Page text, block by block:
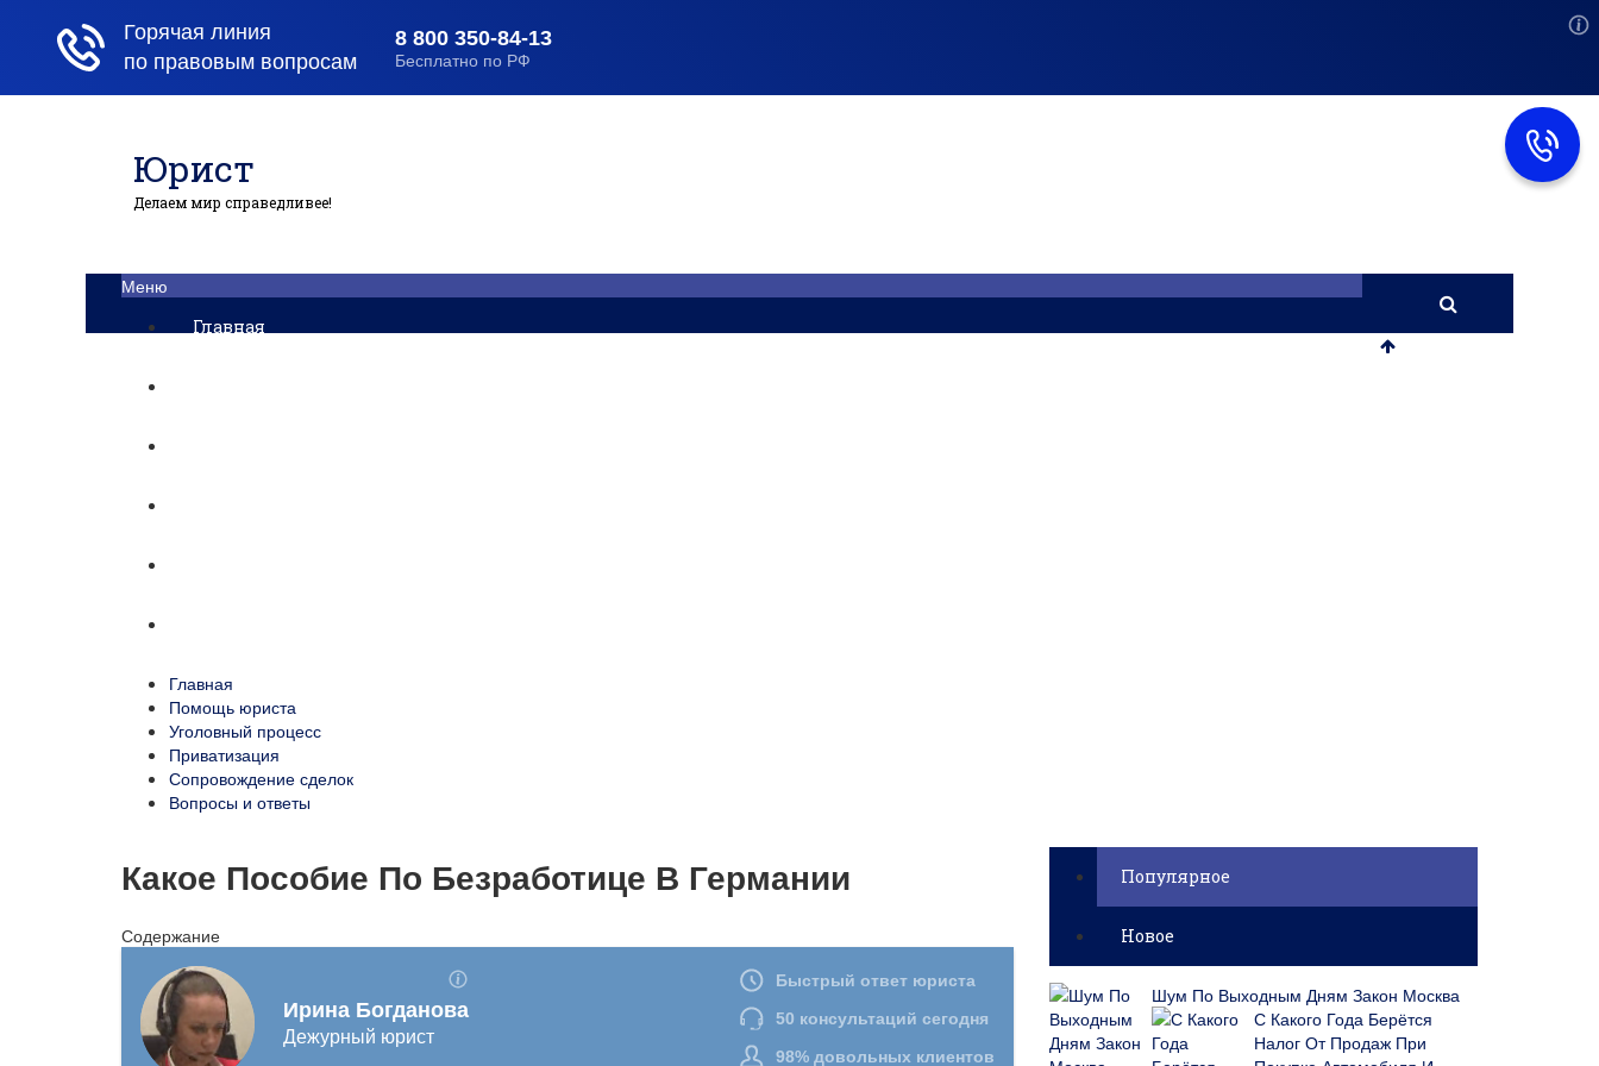
Юрист
Делаем мир справедливее!
Меню
Главная
Главная
Помощь юриста
Уголовный процесс
Приватизация
Сопровождение сделок
Вопросы и ответы
Какое Пособие По Безработице В Германии
Содержание
Популярное
Новое
Шум По Выходным Дням Закон Москва
С Какого Года Берётся
Налог От Продаж При